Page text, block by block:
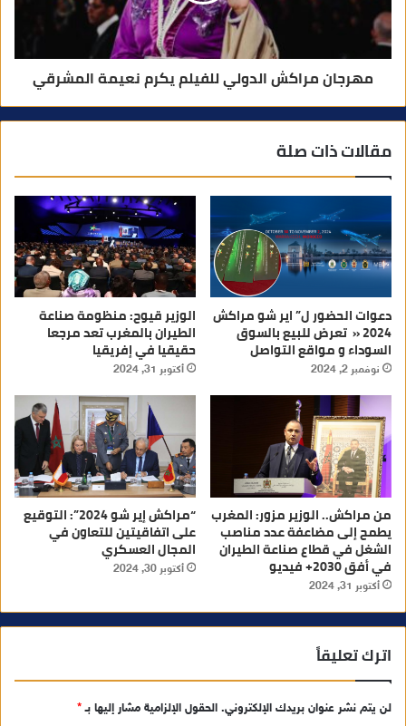
مهرجان مراكش الدولي للفيلم يكرم نعيمة المشرقي
مقالات ذات صلة
دعوات الحضور ل” اير شو مراكش
2024 « تعرض للبيع بالسوق
السوداء و مواقع التواصل
نوفمبر 2, 2024
الوزير قيوح: منظومة صناعة
الطيران بالمغرب تعد مرجعا
حقيقيا في إفريقيا
أكتوبر 31, 2024
من مراكش.. الوزير مزور: المغرب
يطمح إلى مضاعفة عدد مناصب
الشغل في قطاع صناعة الطيران
في أفق 2030+ فيديو
أكتوبر 31, 2024
“مراكش إير شو 2024”: التوقيع
على اتفاقيتين للتعاون في
المجال العسكري
أكتوبر 30, 2024
اترك تعليقاً
لن يتم نشر عنوان بريدك الإلكتروني. الحقول الإلزامية مشار إليها بـ*